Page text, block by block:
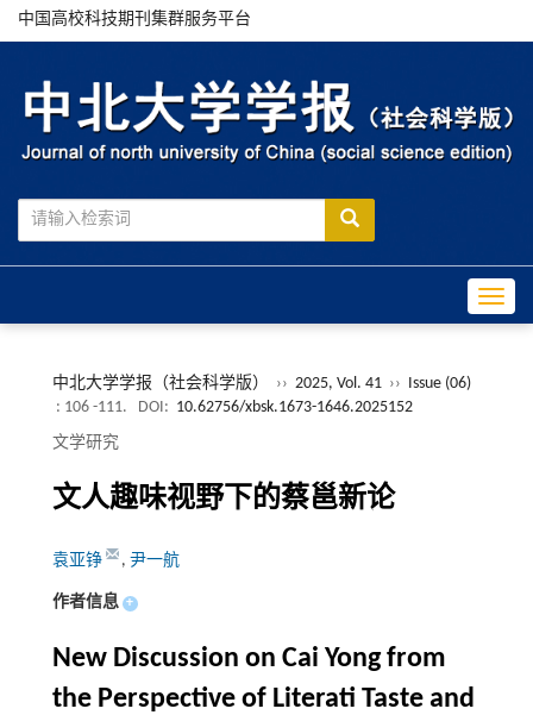
中国高校科技期刊集群服务平台
中北大学学报（社会科学版） ›› 2025, Vol. 41 ››
Issue (06)
: 106 -111.
DOI: 10.62756/xbsk.1673-1646.2025152
文学研究
文人趣味视野下的蔡邕新论
袁亚铮 , 尹一航
作者信息 +
New Discussion on Cai Yong from
the Perspective of Literati Taste and